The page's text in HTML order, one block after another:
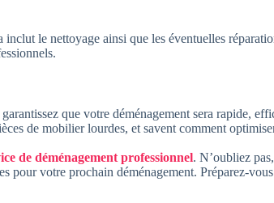
le nettoyage ainsi que les éventuelles
que votre déménagement sera rapide,
de mobilier lourdes, et savent comment
de déménagement professionnel. N’oubliez
pour votre prochain déménagement. Préparez-